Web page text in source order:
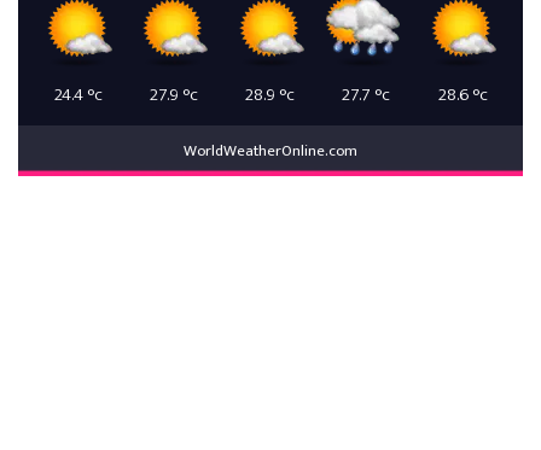
24.4°c 27.9 °c 28.9 °c 27.7 °c 28.6°c
WorldWeatherOnline.com